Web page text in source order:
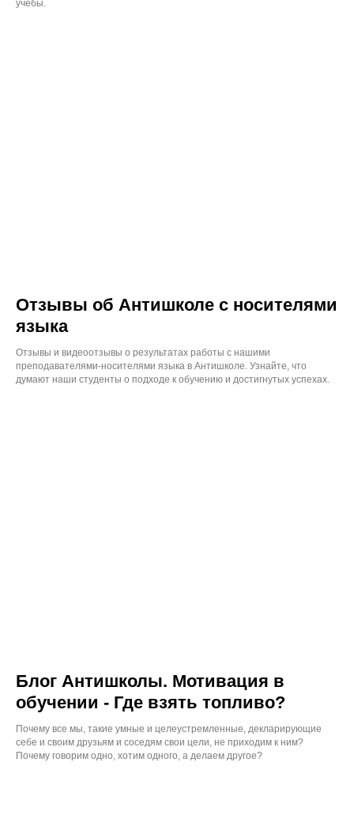
учебы.
Отзывы об Антишколе с носителями
языка
Отзывы и видеоотзывы о результатах работы с нашими
преподавателями-носителями языка в Антишколе. Узнайте, что
думают наши студенты о подходе к обучению и достигнутых успехах.
Блог Антишколы. Мотивация в
обучении - Где взять топливо?
Почему все мы, такие умные и целеустремленные, декларирующие
себе и своим друзьям и соседям свои цели, не приходим к ним?
Почему говорим одно, хотим одного, а делаем другое?